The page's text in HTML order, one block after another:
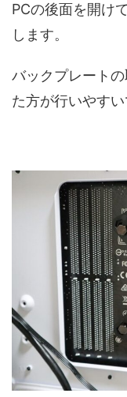
PCの後面を開け
します。
バックプレート
た方が行いやすい